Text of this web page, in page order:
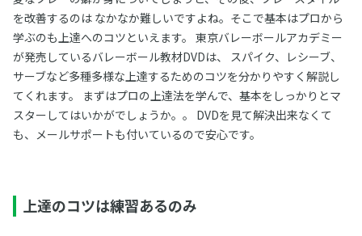
を改善するのは なかなか難しいですよね。そこで基本はプロから
学ぶのも上達へのコツといえます。 東京バレーボールアカデミー
が発売しているバレーボール教材DVDは、 スパイク、レシーブ、
サーブなど多種多様な上達するためのコツを分かりやすく解説し
てくれます。 まずはプロの上達法を学んで、基本をしっかりとマ
スターしてはいかがでしょうか。。 DVDを見て解決出来なくて
も、メールサポートも付いているので安心です。
上達のコツは練習あるのみ